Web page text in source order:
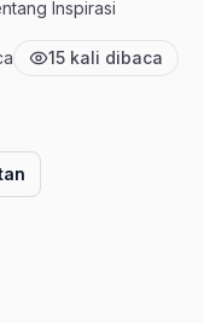
Inspirasi
baca
Jumlah pembaca
15 kali dibaca